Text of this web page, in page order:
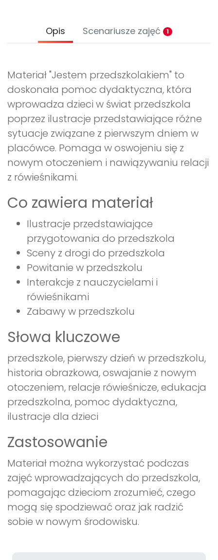
Opis Scenariusze zajęć 1
Materiał "Jestem przedszkolakiem" to
doskonała pomoc dydaktyczna, która
wprowadza dzieci w świat przedszkola
poprzez ilustracje przedstawiające różne
sytuacje związane z pierwszym dniem w
placówce. Pomaga w oswojeniu się z
nowym otoczeniem i nawiązywaniu relacji
z rówieśnikami.
Co zawiera materiał
Ilustracje przedstawiające
przygotowania do przedszkola
Sceny z drogi do przedszkola
Powitanie w przedszkolu
Interakcje z nauczycielami i
rówieśnikami
Zabawy w przedszkolu
Słowa kluczowe
przedszkole, pierwszy dzień w przedszkolu,
historia obrazkowa, oswajanie z nowym
otoczeniem, relacje rówieśnicze, edukacja
przedszkolna, pomoc dydaktyczna,
ilustracje dla dzieci
Zastosowanie
Materiał można wykorzystać podczas
zajęć wprowadzających do przedszkola,
pomagając dzieciom zrozumieć, czego
mogą się spodziewać oraz jak radzić
sobie w nowym środowisku.